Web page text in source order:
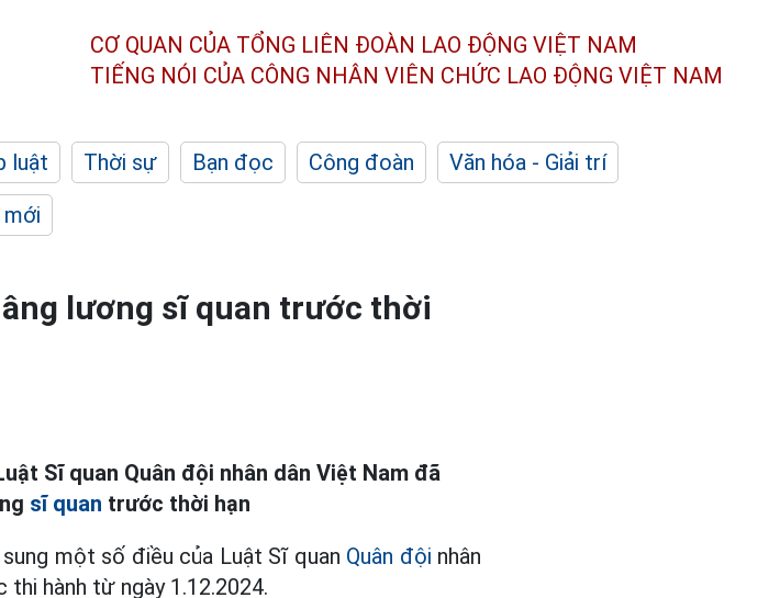
CƠ QUAN CỦA TỔNG LIÊN ĐOÀN LAO ĐỘNG VIỆT NAM
TIẾNG NÓI CỦA CÔNG NHÂN VIÊN CHỨC LAO ĐỘNG VIỆT NAM
luật Thời sự Bạn đọc Công đoàn
Văn hóa - Giải trí
lương sĩ quan trước thời
Sĩ quan Quân đội nhân dân Việt Nam đã
sĩ quan trước thời hạn
một số điều của Luật Sĩ quan Quân đội nhân
hành từ ngày 1.12.2024.